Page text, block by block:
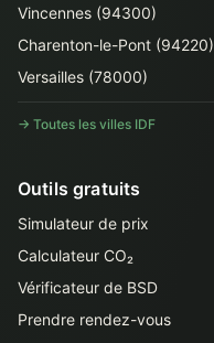
Vincennes (94300)
Charenton-le-Pont (94220)
Versailles (78000)
→ Toutes les villes IDF
Outils gratuits
Simulateur de prix
Calculateur CO₂
Vérificateur de BSD
Prendre rendez-vous